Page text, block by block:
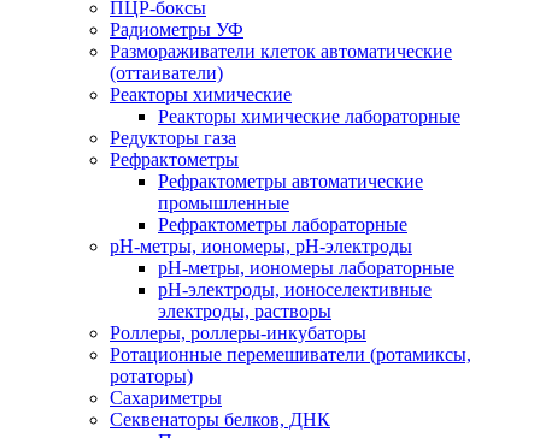
ПЦР-боксы
Радиометры УФ
Размораживатели клеток автоматические
(оттаиватели)
Реакторы химические
Реакторы химические лабораторные
Редукторы газа
Рефрактометры
Рефрактометры автоматические
промышленные
Рефрактометры лабораторные
рН-метры, иономеры, рН-электроды
рН-метры, иономеры лабораторные
рН-электроды, ионоселективные
электроды, растворы
Роллеры, роллеры-инкубаторы
Ротационные перемешиватели (ротамиксы,
ротаторы)
Сахариметры
Секвенаторы белков, ДНК